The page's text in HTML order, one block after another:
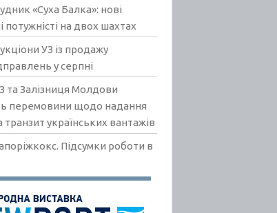
«Суха Балка»: нові
потужністі на двох шахтах
УЗ із продажу
у серпні
та Залізниця Молдови
перемовини щодо надання
українських вантажів
Підсумки роботи в